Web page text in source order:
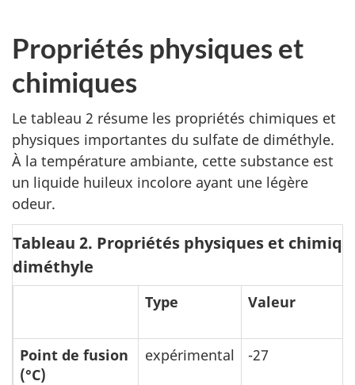
Propriétés physiques et
chimiques
Le tableau 2 résume les propriétés chimiques et
physiques importantes du sulfate de diméthyle.
À la température ambiante, cette substance est
un liquide huileux incolore ayant une légère
odeur.
Tableau 2. Propriétés physiques et
diméthyle
Type Valeur
Point de fusion
(°C)
expérimental -27